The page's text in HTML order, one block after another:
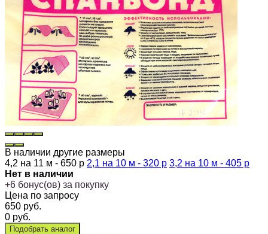
В наличии другие размеры
4,2 на 11 м - 650 р 2,1 на 10 м - 320 р 3,2 на 10 м - 405 р
Нет в наличии
+6 бонус(ов) за покупку
Цена по запросу
650 руб.
0 руб.